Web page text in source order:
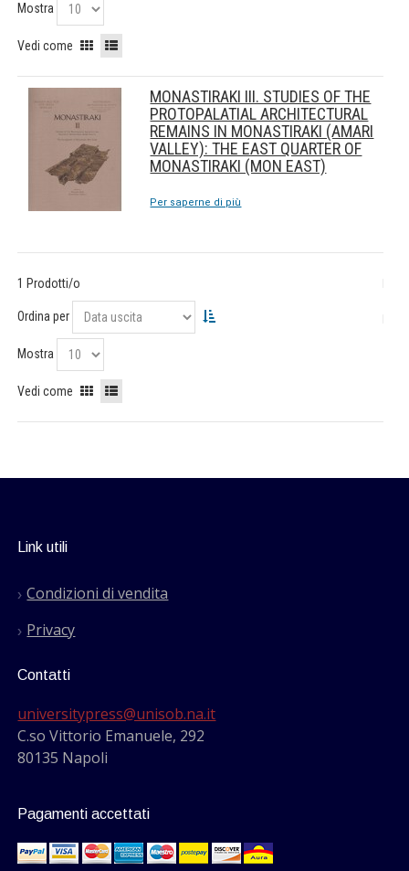
Mostra
Vedi come
MONASTIRAKI III. STUDIES OF THE
PROTOPALATIAL ARCHITECTURAL
REMAINS IN MONASTIRAKI (AMARI
VALLEY): THE EAST QUARTER OF
MONASTIRAKI (MON EAST)
Per saperne di più
1 Prodotti/o
Ordina per
Mostra
Vedi come
Link utili
Condizioni di vendita
Privacy
Contatti
universitypress@unisob.na.it
C.so Vittorio Emanuele, 292
80135 Napoli
Pagamenti accettati